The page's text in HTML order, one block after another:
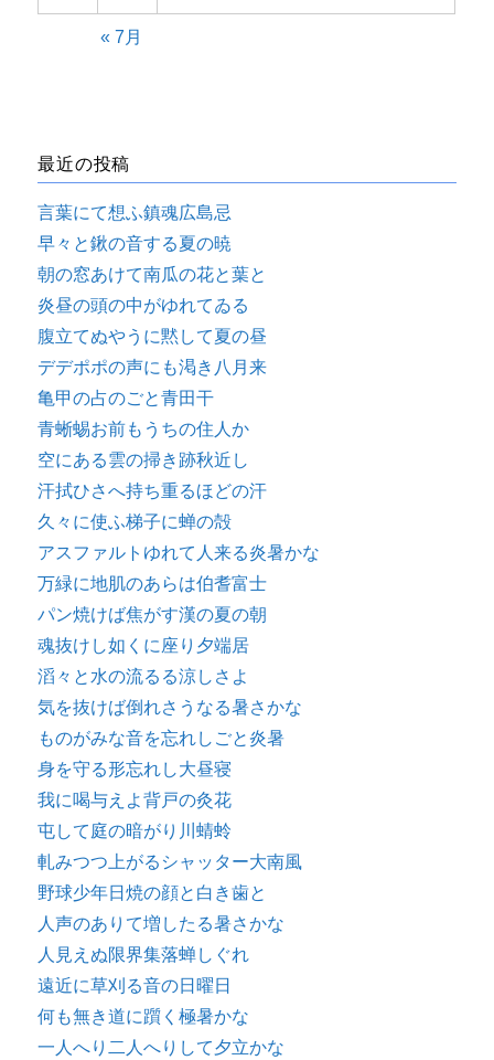
« 7月
最近の投稿
言葉にて想ふ鎮魂広島忌
早々と鍬の音する夏の暁
朝の窓あけて南瓜の花と葉と
炎昼の頭の中がゆれてゐる
腹立てぬやうに黙して夏の昼
デデポポの声にも渇き八月来
亀甲の占のごと青田干
青蜥蜴お前もうちの住人か
空にある雲の掃き跡秋近し
汗拭ひさへ持ち重るほどの汗
久々に使ふ梯子に蝉の殻
アスファルトゆれて人来る炎暑かな
万緑に地肌のあらは伯耆富士
パン焼けば焦がす漢の夏の朝
魂抜けし如くに座り夕端居
滔々と水の流るる涼しさよ
気を抜けば倒れさうなる暑さかな
ものがみな音を忘れしごと炎暑
身を守る形忘れし大昼寝
我に喝与えよ背戸の灸花
屯して庭の暗がり川蜻蛉
軋みつつ上がるシャッター大南風
野球少年日焼の顔と白き歯と
人声のありて増したる暑さかな
人見えぬ限界集落蝉しぐれ
遠近に草刈る音の日曜日
何も無き道に躓く極暑かな
一人へり二人へりして夕立かな